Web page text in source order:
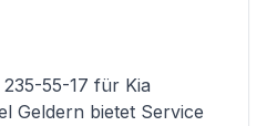
55-17 für Kia
Geldern bietet Service